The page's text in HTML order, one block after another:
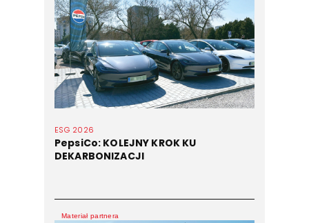
ESG 2026
PepsiCo: KOLEJNY KROK KU
DEKARBONIZACJI
Materiał partnera